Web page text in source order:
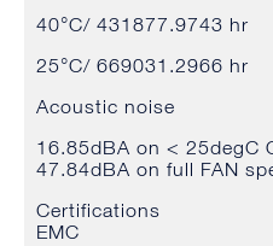
40°C/ 431877.9743 hr
25°C/ 669031.2966 hr
Acoustic noise
16.85dBA on < 25degC
47.84dBA on full FAN
Certifications
EMC